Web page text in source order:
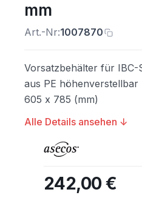
mm
Art.-Nr:1007870
Vorsatzbehälter für IBC-
aus PE höhenverstellbar
605 x 785 (mm)
Alle Details ansehen ↓
Regulärer Preis:
242,00 €